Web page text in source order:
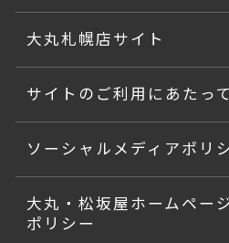
大丸札幌店サイト
サイトのご利用にあたって
ソーシャルメディアポリ
大丸・松坂屋ホームペー
ポリシー